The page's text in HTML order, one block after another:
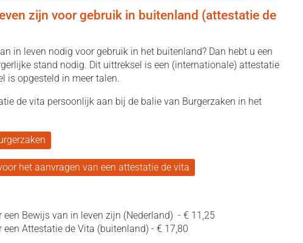
zijn voor gebruik in buitenland (attestatie de
in leven nodig voor gebruik in het buitenland? Dan hebt u een
stand nodig. Dit uittreksel is een (internationale) attestatie
is opgesteld in meer talen.
de vita persoonlijk aan bij de balie van Burgerzaken in het
het aanvragen van een attestatie de vita
een Bewijs van in leven zijn (Nederland) - € 11,25
een Attestatie de Vita (buitenland) - € 17,80